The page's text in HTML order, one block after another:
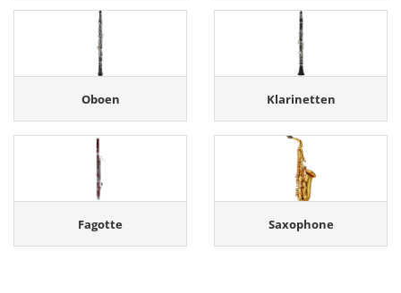
Oboen Klarinetten
Fagotte Saxophone